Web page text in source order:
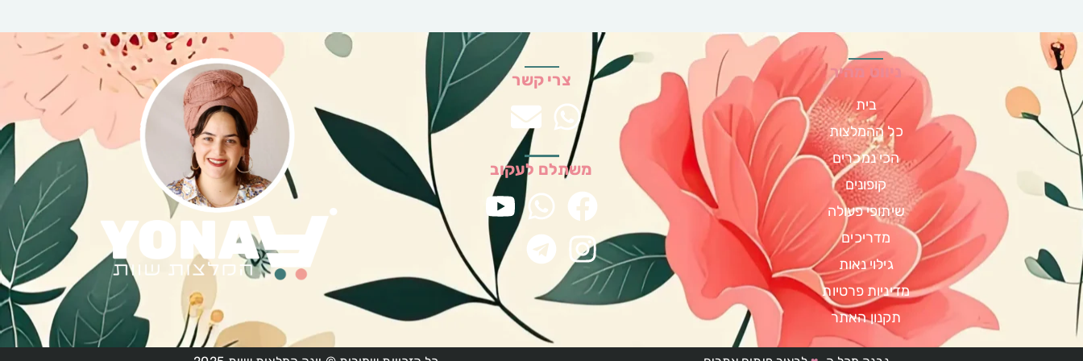
ניווט מהיר
בית
כל ההמלצות
הכי נמכרים
קופונים
שיתופי פעולה
מדריכים
גילוי נאות
מדיניות פרטיות
תקנון האתר
צרי קשר
משתלם לעקוב